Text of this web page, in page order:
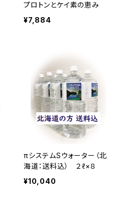
プロトンとケイ素の恵み
¥7,884
πシステムSウォーター（北
海道：送料込） ２ℓ×８
¥10,040